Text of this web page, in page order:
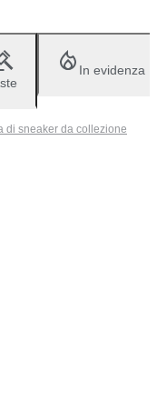
In evidenza
di sneaker da collezione